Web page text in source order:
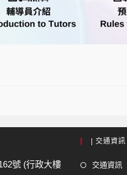
號 (行政大樓
| 交通資訊
交通資訊